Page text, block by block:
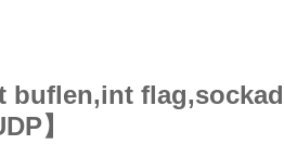
buflen,int
】